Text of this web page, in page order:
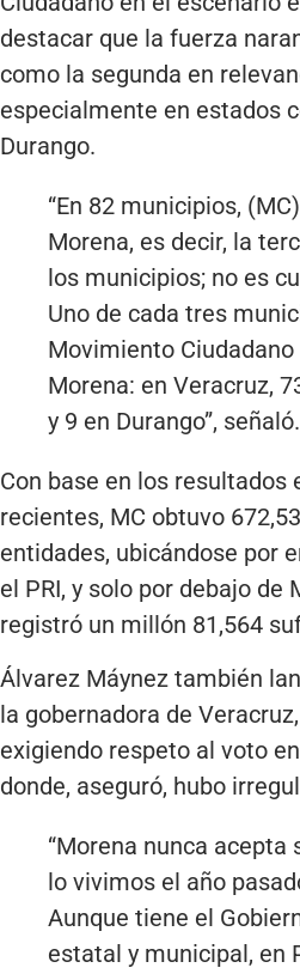
destacar que la fuerza
como la segunda en
especialmente en estados
Durango.
“En 82 municipios,
Morena, es decir, la
los municipios; no es
Uno de cada tres
Movimiento Ciudadano
Morena: en Veracruz,
y 9 en Durango”, señaló.
Con base en los resultados
recientes, MC obtuvo
entidades, ubicándose por
el PRI, y solo por debajo de
registró un millón 81,564
Álvarez Máynez también
la gobernadora de
exigiendo respeto al voto
donde, aseguró, hubo
“Morena nunca acepta
lo vivimos el año
Aunque tiene el
estatal y municipal, en